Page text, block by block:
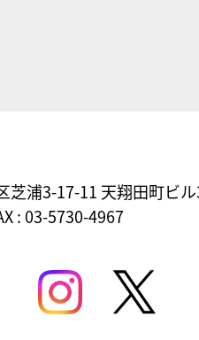
芝浦3-17-11 天翔田町ビ
: 03-5730-4967